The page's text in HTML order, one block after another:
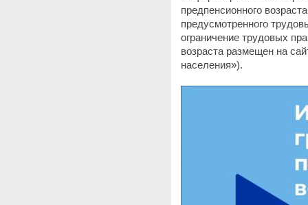
предпенсионного
предусмотренного
ограничение трудовых
возраста размещен на
населения»).